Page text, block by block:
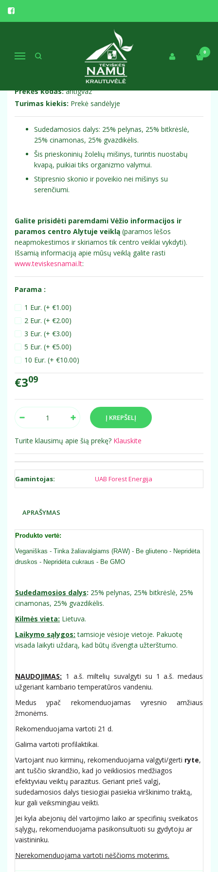
Navigacija
0
Pagrindinis
Anti-kirmis mišinys su gvazdikėliu, 21 g
ANTI-KIRMIS MIŠINYS SU
GVAZDIKĖLIU, 21 G
Prekės kodas: antigvaz
Turimas kiekis: Prekė sandėlyje
Sudedamosios dalys: 25% pelynas, 25% bitkrėslė,
25% cinamonas, 25% gvazdikėlis.
Šis prieskoninių žolelių mišinys, turintis nuostabų
kvapą, puikiai tiks organizmo valymui.
Stipresnio skonio ir poveikio nei mišinys su
serenčiumi.
Galite prisidėti paremdami Vėžio informacijos ir
paramos centro Alytuje veiklą (paramos lėšos
neapmokestimos ir skiriamos tik centro veiklai vykdyti).
Išsamią informaciją apie mūsų veiklą galite rasti
www.teviskesnamai.lt:
Parama :
1 Eur. (+ €1.00)
2 Eur. (+ €2.00)
3 Eur. (+ €3.00)
5 Eur. (+ €5.00)
10 Eur. (+ €10.00)
€309
Turite klausimų apie šią prekę? Klauskite
Gamintojas: UAB Forest Energija
APRAŠYMAS
Produkto vertė:
Veganiškas - Tinka žaliavalgiams (RAW) - Be gliuteno - Nepridėta
druskos - Nepridėta cukraus - Be GMO
Sudedamosios dalys: 25% pelynas, 25% bitkrėslė, 25%
cinamonas, 25% gvazdikėlis.
Kilmės vieta: Lietuva.
Laikymo sąlygos: tamsioje vėsioje vietoje. Pakuotę
visada laikyti uždarą, kad būtų išvengta užterštumo.
NAUDOJIMAS: 1 a.š. miltelių suvalgyti su 1 a.š. medaus
užgeriant kambario temperatūros vandeniu.
Medus ypač rekomenduojamas vyresnio amžiaus
žmonėms.
Rekomenduojama vartoti 21 d.
Galima vartoti profilaktikai.
Vartojant nuo kirminų, rekomenduojama valgyti/gerti ryte,
ant tuščio skrandžio, kad jo veikliosios medžiagos
efektyviau veiktų parazitus. Geriant prieš valgį,
sudedamosios dalys tiesiogiai pasiekia virškinimo traktą,
kur gali veiksmingiau veikti.
Jei kyla abejonių dėl vartojimo laiko ar specifinių sveikatos
sąlygų, rekomenduojama pasikonsultuoti su gydytoju ar
vaistininku.
Nerekomenduojama vartoti nėščioms moterims.